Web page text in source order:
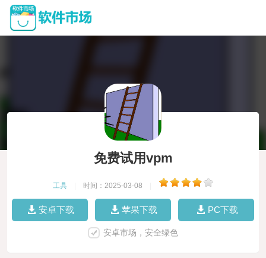
免费试用vpm
工具 时间：2025-03-08
安卓下载 苹果下载 PC下载
安卓市场，安全绿色